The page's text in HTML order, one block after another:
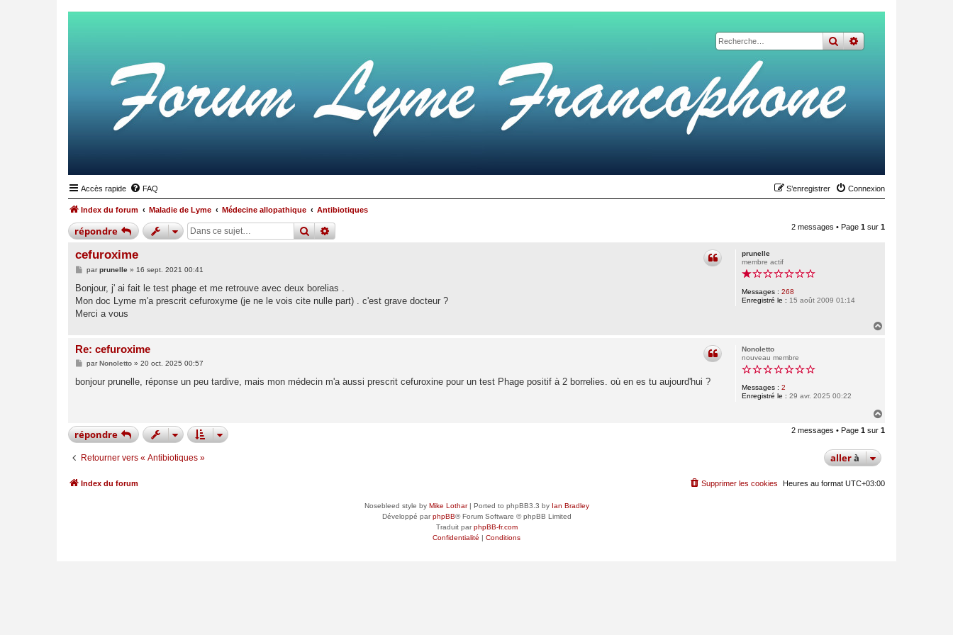
rechercher
recherche
Accès rapide FAQ Connexion
S’enregistrer
Index du forum Maladie de Lyme Médecine allopathique Antibiotiques
répondre rechercher
recherche 2 messages • Page 1 sur 1
prunelle
membre actif
Messages : 268
Enregistré le : 15 août 2009 01:14
cefuroxime
M
s
a
g
parprunelle» 16 sept. 2021 00:41
Bonjour, j' ai fait le test phage et me retrouve avec deux borelias .
Mon doc Lyme m'a prescrit cefuroxyme (je ne le vois cite nulle part) . c'est grave docteur ?
Merci a vous
Nonoletto
nouveau membre
Messages : 2
Enregistré le : 29 avr. 2025 00:22
Re: cefuroxime
M
s
parNonoletto» 20 oct. 2025 00:57
bonjour prunelle, réponse un peu tardive, mais mon médecin m'a aussi prescrit cefuroxine pour un test Phage positif à 2 borrelies. où en es tu aujourd'hui ?
u
répondre 2 messages • Page 1 sur 1
Retourner vers « Antibiotiques » allerà
Index du forum Heures au format UTC+03:00
Supprimer les cookies
Nosebleed style by Mike Lothar| Ported to phpBB3.3 by Ian Bradley
Développé parphpBB® Forum Software © phpBB Limited
Traduit parphpBB-fr.com
Confidentialité | Conditions